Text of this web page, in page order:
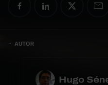
AUTOR
Hugo